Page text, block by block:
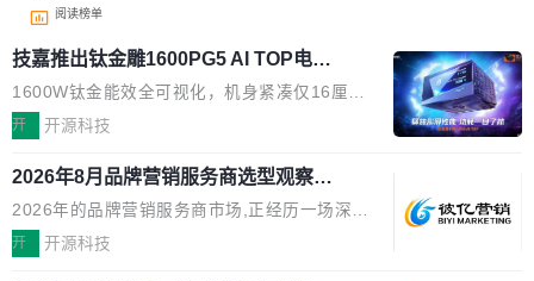
阅读榜单
技嘉推出钛金雕1600PG5 AI TOP电
源：为发烧级主机与本地AI算力打造旗
舰供电方案
1600W钛金能效全可视化，机身紧凑仅16厘米
继2026台北电脑展首度亮相后，技嘉科技近日正
电源专为发烧级DIY主机与本地AI算力平台打
造，整机长度仅16厘米，提供1600W额定功率
与80PLUS钛金能效；支持ATX 3.1与PCIe 5.1
开 开源科技
2026年8月品牌营销服务商选型观察：
从流量思维到品牌资产思维的范式转移
2026年的品牌营销服务商市场,正经历一场深刻
的价值重构。全球全案品牌代理机构市场从2025
开 开源科技